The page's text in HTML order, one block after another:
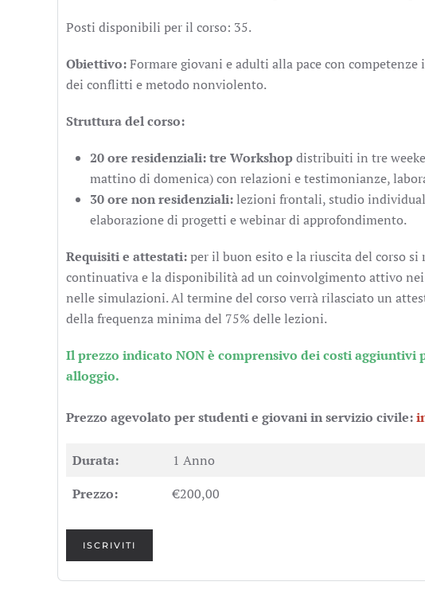
Posti disponibili per il corso: 35.
Obiettivo:Formare giovani e adulti alla pace con
dei conflitti e metodo nonviolento.
Struttura del corso:
20 ore residenziali:tre Workshopdistribuiti in tre
mattino di domenica) con relazioni e testimonianze,
30 ore non residenziali:lezioni frontali, studio
elaborazione di progetti e webinar di approfondimento.
Requisiti e attestati:per il buon esito e la riuscita del corso
continuativa e la disponibilità ad un coinvolgimento attivo
nelle simulazioni. Al termine del corso verrà rilasciato un
della frequenza minima del 75% delle lezioni.
Il prezzo indicato NON è comprensivo dei costi aggiuntivi
alloggio.
Prezzo agevolato per studenti e giovani in servizio civile:
Durata:
1 Anno
Prezzo:
€200,00
ISCRIVITI